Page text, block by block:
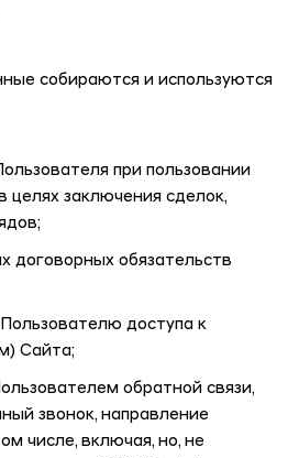
собираются и используются
при пользовании
целях заключения сделок,
договорных обязательств
доступа к
Сайта;
обратной связи,
звонок, направление
числе, включая, но, не